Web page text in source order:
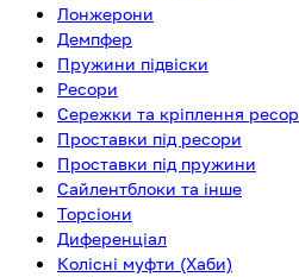
Лонжерони
Демпфер
Пружини підвіски
Ресори
Сережки та кріплення ресор
Проставки під ресори
Проставки під пружини
Сайлентблоки та інше
Торсіони
Диференціал
Колісні муфти (Хаби)